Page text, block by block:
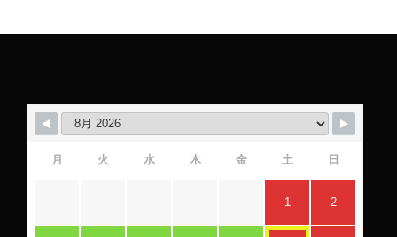
月 火 水 木 金 土 日
1 2